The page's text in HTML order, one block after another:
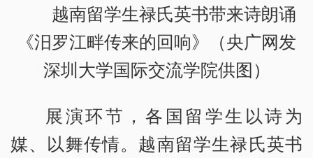
越南留学生禄氏英书带来诗朗诵
《汨罗江畔传来的回响》（央广网发
深圳大学国际交流学院供图）
展演环节，各国留学生以诗为
媒、以舞传情。越南留学生禄氏英书